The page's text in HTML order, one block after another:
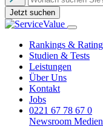
Jetzt suchen
Rankings &
Studien & Tests
Leistungen
Über Uns
Kontakt
Jobs
0221 67 78 67 0
Newsroom